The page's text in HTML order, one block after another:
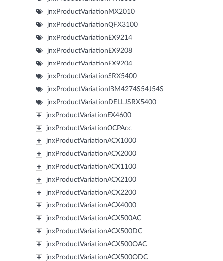
jnxProductVariationMX2010
jnxProductVariationQFX3100
jnxProductVariationEX9214
jnxProductVariationEX9208
jnxProductVariationEX9204
jnxProductVariationSRX5400
jnxProductVariationIBM4274S54J54S
jnxProductVariationDELLJSRX5400
jnxProductVariationEX4600
jnxProductVariationOCPAcc
jnxProductVariationACX1000
jnxProductVariationACX2000
jnxProductVariationACX1100
jnxProductVariationACX2100
jnxProductVariationACX2200
jnxProductVariationACX4000
jnxProductVariationACX500AC
jnxProductVariationACX500DC
jnxProductVariationACX500OAC
jnxProductVariationACX500ODC